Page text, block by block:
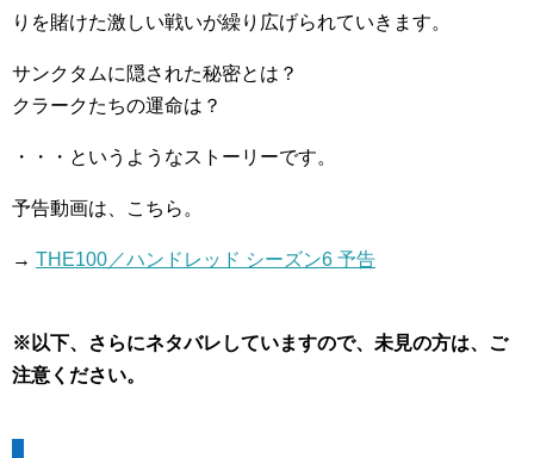
りを賭けた激しい戦いが繰り広げられていきます。
サンクタムに隠された秘密とは？
クラークたちの運命は？
・・・というようなストーリーです。
予告動画は、こちら。
→ THE100／ハンドレッド シーズン6 予告
※以下、さらにネタバレしていますので、未見の方は、ご
注意ください。